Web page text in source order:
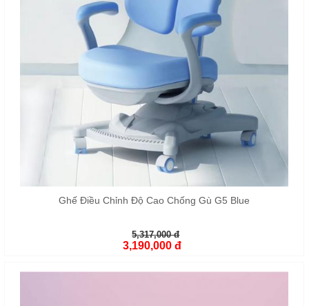
Ghế Điều Chỉnh Độ Cao Chống Gù G5 Blue
5,317,000 đ
3,190,000 đ